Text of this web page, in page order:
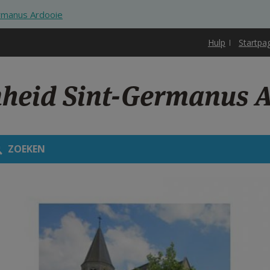
Ardooie
Hulp
Sint-Germanus
ZOEKEN